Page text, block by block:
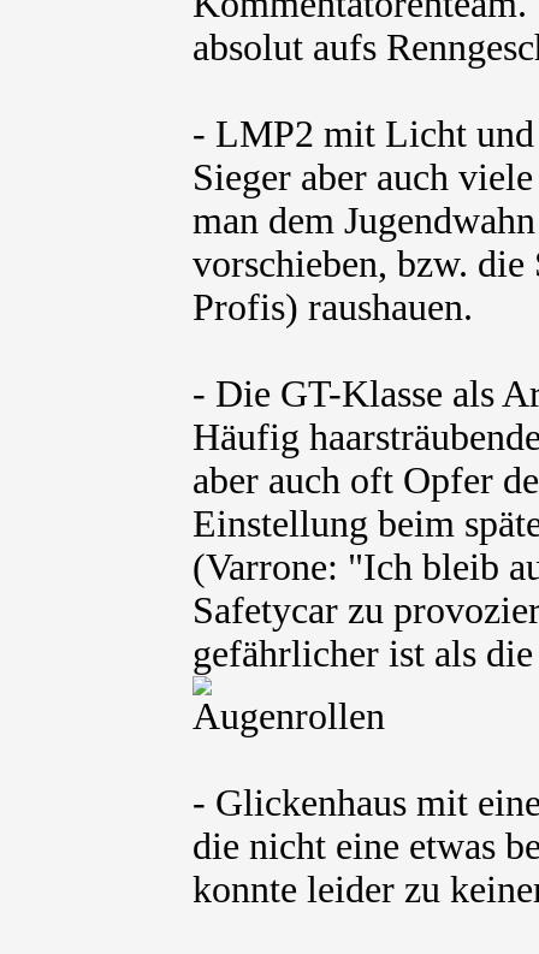
absolut aufs
- LMP2 mit Licht und
Sieger aber auch
man dem
vorschieben, bzw.
Profis) raushauen.
- Die GT-Klasse als
Häufig
aber auch oft Opfer
Einstellung beim
(Varrone: "Ich bleib
Safetycar zu
gefährlicher ist als
- Glickenhaus mit
die nicht eine etwas
konnte leider zu